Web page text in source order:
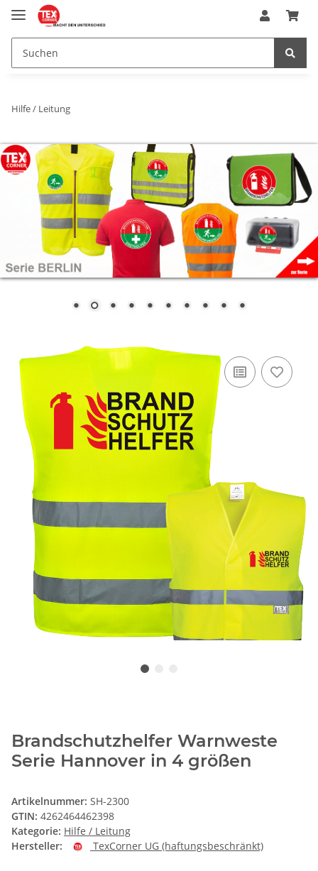
Hilfe / Leitung
Brandschutzhelfer Warnweste
Serie Hannover in 4 größen
Artikelnummer: SH-2300
GTIN: 4262464462398
Kategorie: Hilfe / Leitung
Hersteller:
TexCorner UG (haftungsbeschränkt)